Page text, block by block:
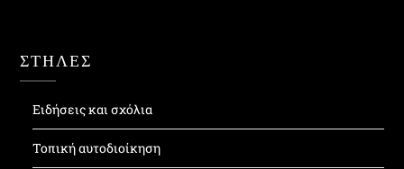
ΣΤΗΛΕΣ
Ειδήσεις και σχόλια
Τοπική αυτοδιοίκηση